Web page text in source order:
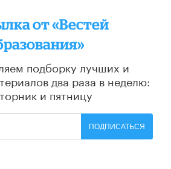
от «Вестей
подборку лучших и
два раза в неделю:
и пятницу
ПОДПИСАТЬСЯ